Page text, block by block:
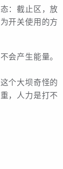
：截止区，放
开关使用的方
会产生能量。
个大坝奇怪的
，人力是打不